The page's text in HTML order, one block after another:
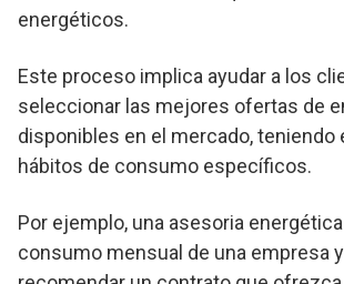
energéticos.
Este proceso implica ayudar a los
seleccionar las mejores ofertas de
disponibles en el mercado, teniendo
hábitos de consumo específicos.
Por ejemplo, una asesoria
consumo mensual de una empresa